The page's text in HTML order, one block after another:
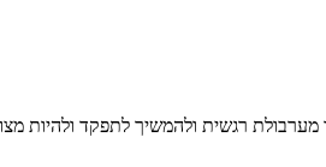
מערבולת רגשית ולהמשיך לתפקד